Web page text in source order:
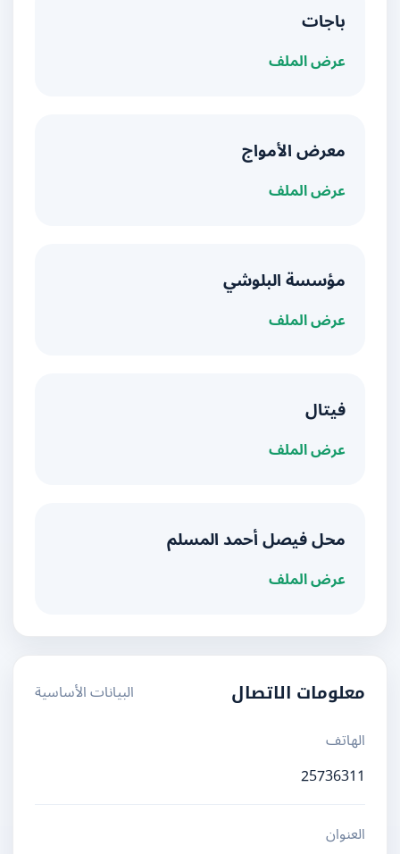
باجات
عرض الملف
معرض الأمواج
عرض الملف
مؤسسة البلوشي
عرض الملف
فيتال
عرض الملف
محل فيصل أحمد المسلم
عرض الملف
معلومات الاتصال
البيانات الأساسية
الهاتف
25736311
العنوان